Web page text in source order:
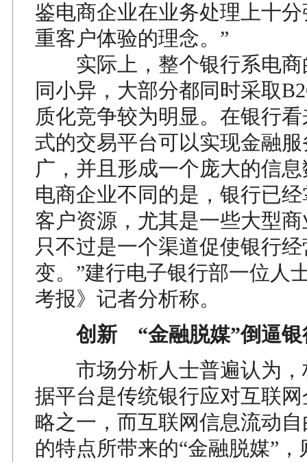
鉴电商企业在业务处理上十
重客户体验的理念。”
实际上，整个银行系电商
同小异，大部分都同时采取
质化竞争较为明显。在银行
式的交易平台可以实现金融
广，并且形成一个庞大的信
电商企业不同的是，银行已
客户资源，尤其是一些大型
只不过是一个渠道促使银行
变。”建行电子银行部一位人
考报》记者分析称。
创新 “金融脱媒”倒逼银
市场分析人士普遍认为，
据平台是传统银行应对互联
略之一，而互联网信息流动
的特点所带来的“金融脱媒”